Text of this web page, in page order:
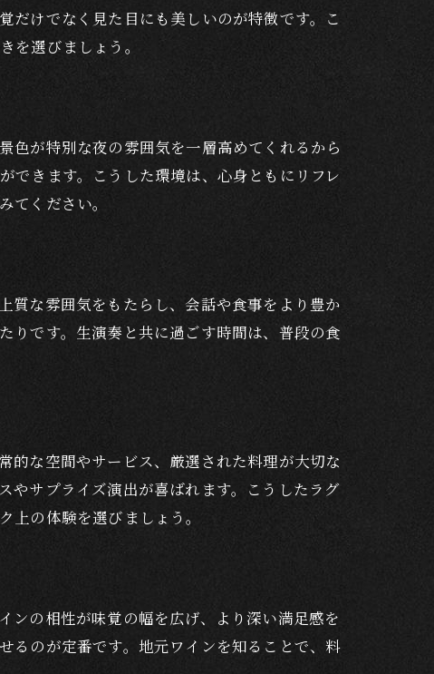
だけでなく見た目にも美しいのが特徴です。こ
を選びましょう。
色が特別な夜の雰囲気を一層高めてくれるから
できます。こうした環境は、心身ともにリフレ
ください。
質な雰囲気をもたらし、会話や食事をより豊か
りです。生演奏と共に過ごす時間は、普段の食
的な空間やサービス、厳選された料理が大切な
やサプライズ演出が喜ばれます。こうしたラグ
の体験を選びましょう。
ンの相性が味覚の幅を広げ、より深い満足感を
るのが定番です。地元ワインを知ることで、料